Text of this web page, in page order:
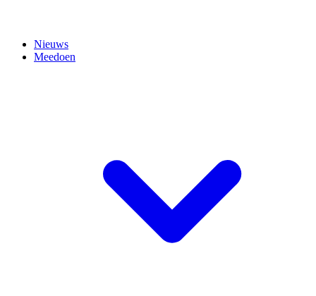
Nieuws
Meedoen